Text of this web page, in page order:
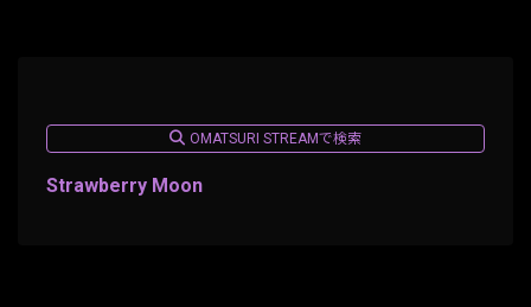
OMATSURI STREAMで検索
Strawberry Moon